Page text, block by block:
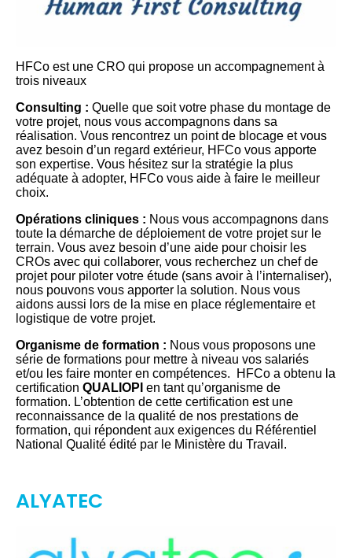
HFCo est une CRO qui propose un accompagnement à
trois niveaux
Consulting : Quelle que soit votre phase du montage de
votre projet, nous vous accompagnons dans sa
réalisation. Vous rencontrez un point de blocage et vous
avez besoin d’un regard extérieur, HFCo vous apporte
son expertise. Vous hésitez sur la stratégie la plus
adéquate à adopter, HFCo vous aide à faire le meilleur
choix.
Opérations cliniques : Nous vous accompagnons dans
toute la démarche de déploiement de votre projet sur le
terrain. Vous avez besoin d’une aide pour choisir les
CROs avec qui collaborer, vous recherchez un chef de
projet pour piloter votre étude (sans avoir à l’internaliser),
nous pouvons vous apporter la solution. Nous vous
aidons aussi lors de la mise en place réglementaire et
logistique de votre projet.
Organisme de formation : Nous vous proposons une
série de formations pour mettre à niveau vos salariés
et/ou les faire monter en compétences. HFCo a obtenu la
certification QUALIOPI en tant qu’organisme de
formation. L’obtention de cette certification est une
reconnaissance de la qualité de nos prestations de
formation, qui répondent aux exigences du Référentiel
National Qualité édité par le Ministère du Travail.
ALYATEC